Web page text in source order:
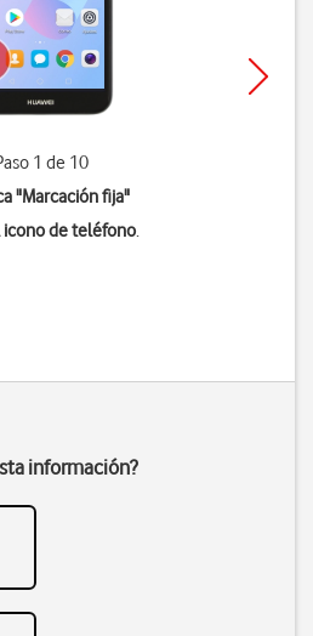
1 de 10
"Marcación fija"
icono de teléfono.
información?